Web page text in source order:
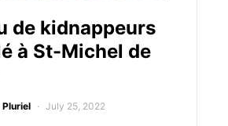
de kidnappeurs
à St-Michel de
Pluriel July 25, 2022